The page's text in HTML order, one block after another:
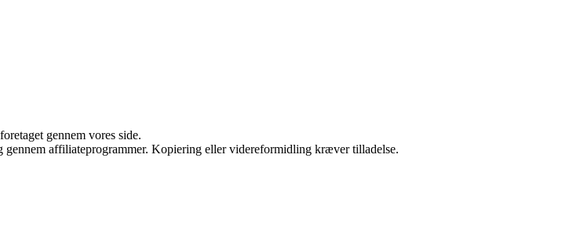
gennem vores side.
affiliateprogrammer. Kopiering eller videreformidling kræver tilladelse.